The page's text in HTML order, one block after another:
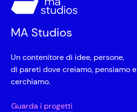
MA Studios
Un contenitore di idee, persone,
di pareti dove creiamo, pensiamo e
cerchiamo.
Guarda i progetti